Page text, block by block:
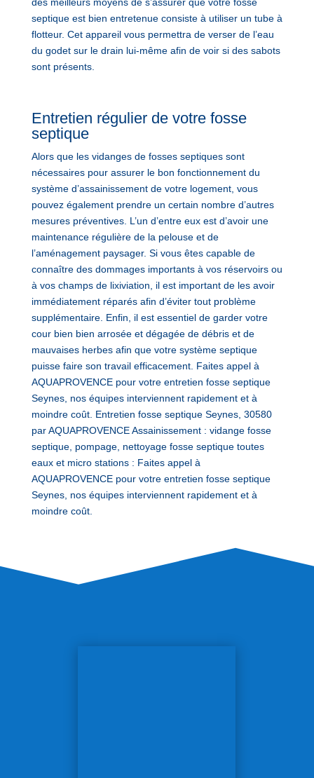
septique est bien entretenue consiste à utiliser un tube à
flotteur. Cet appareil vous permettra de verser de l’eau
du godet sur le drain lui-même afin de voir si des sabots
sont présents.
Entretien régulier de votre fosse
septique
Alors que les vidanges de fosses septiques sont
nécessaires pour assurer le bon fonctionnement du
système d’assainissement de votre logement, vous
pouvez également prendre un certain nombre d’autres
mesures préventives. L’un d’entre eux est d’avoir une
maintenance régulière de la pelouse et de
l’aménagement paysager. Si vous êtes capable de
connaître des dommages importants à vos réservoirs ou
à vos champs de lixiviation, il est important de les avoir
immédiatement réparés afin d’éviter tout problème
supplémentaire. Enfin, il est essentiel de garder votre
cour bien bien arrosée et dégagée de débris et de
mauvaises herbes afin que votre système septique
puisse faire son travail efficacement. Faites appel à
AQUAPROVENCE pour votre entretien fosse septique
Seynes, nos équipes interviennent rapidement et à
moindre coût. Entretien fosse septique Seynes, 30580
par AQUAPROVENCE Assainissement : vidange fosse
septique, pompage, nettoyage fosse septique toutes
eaux et micro stations : Faites appel à
AQUAPROVENCE pour votre entretien fosse septique
Seynes, nos équipes interviennent rapidement et à
moindre coût.